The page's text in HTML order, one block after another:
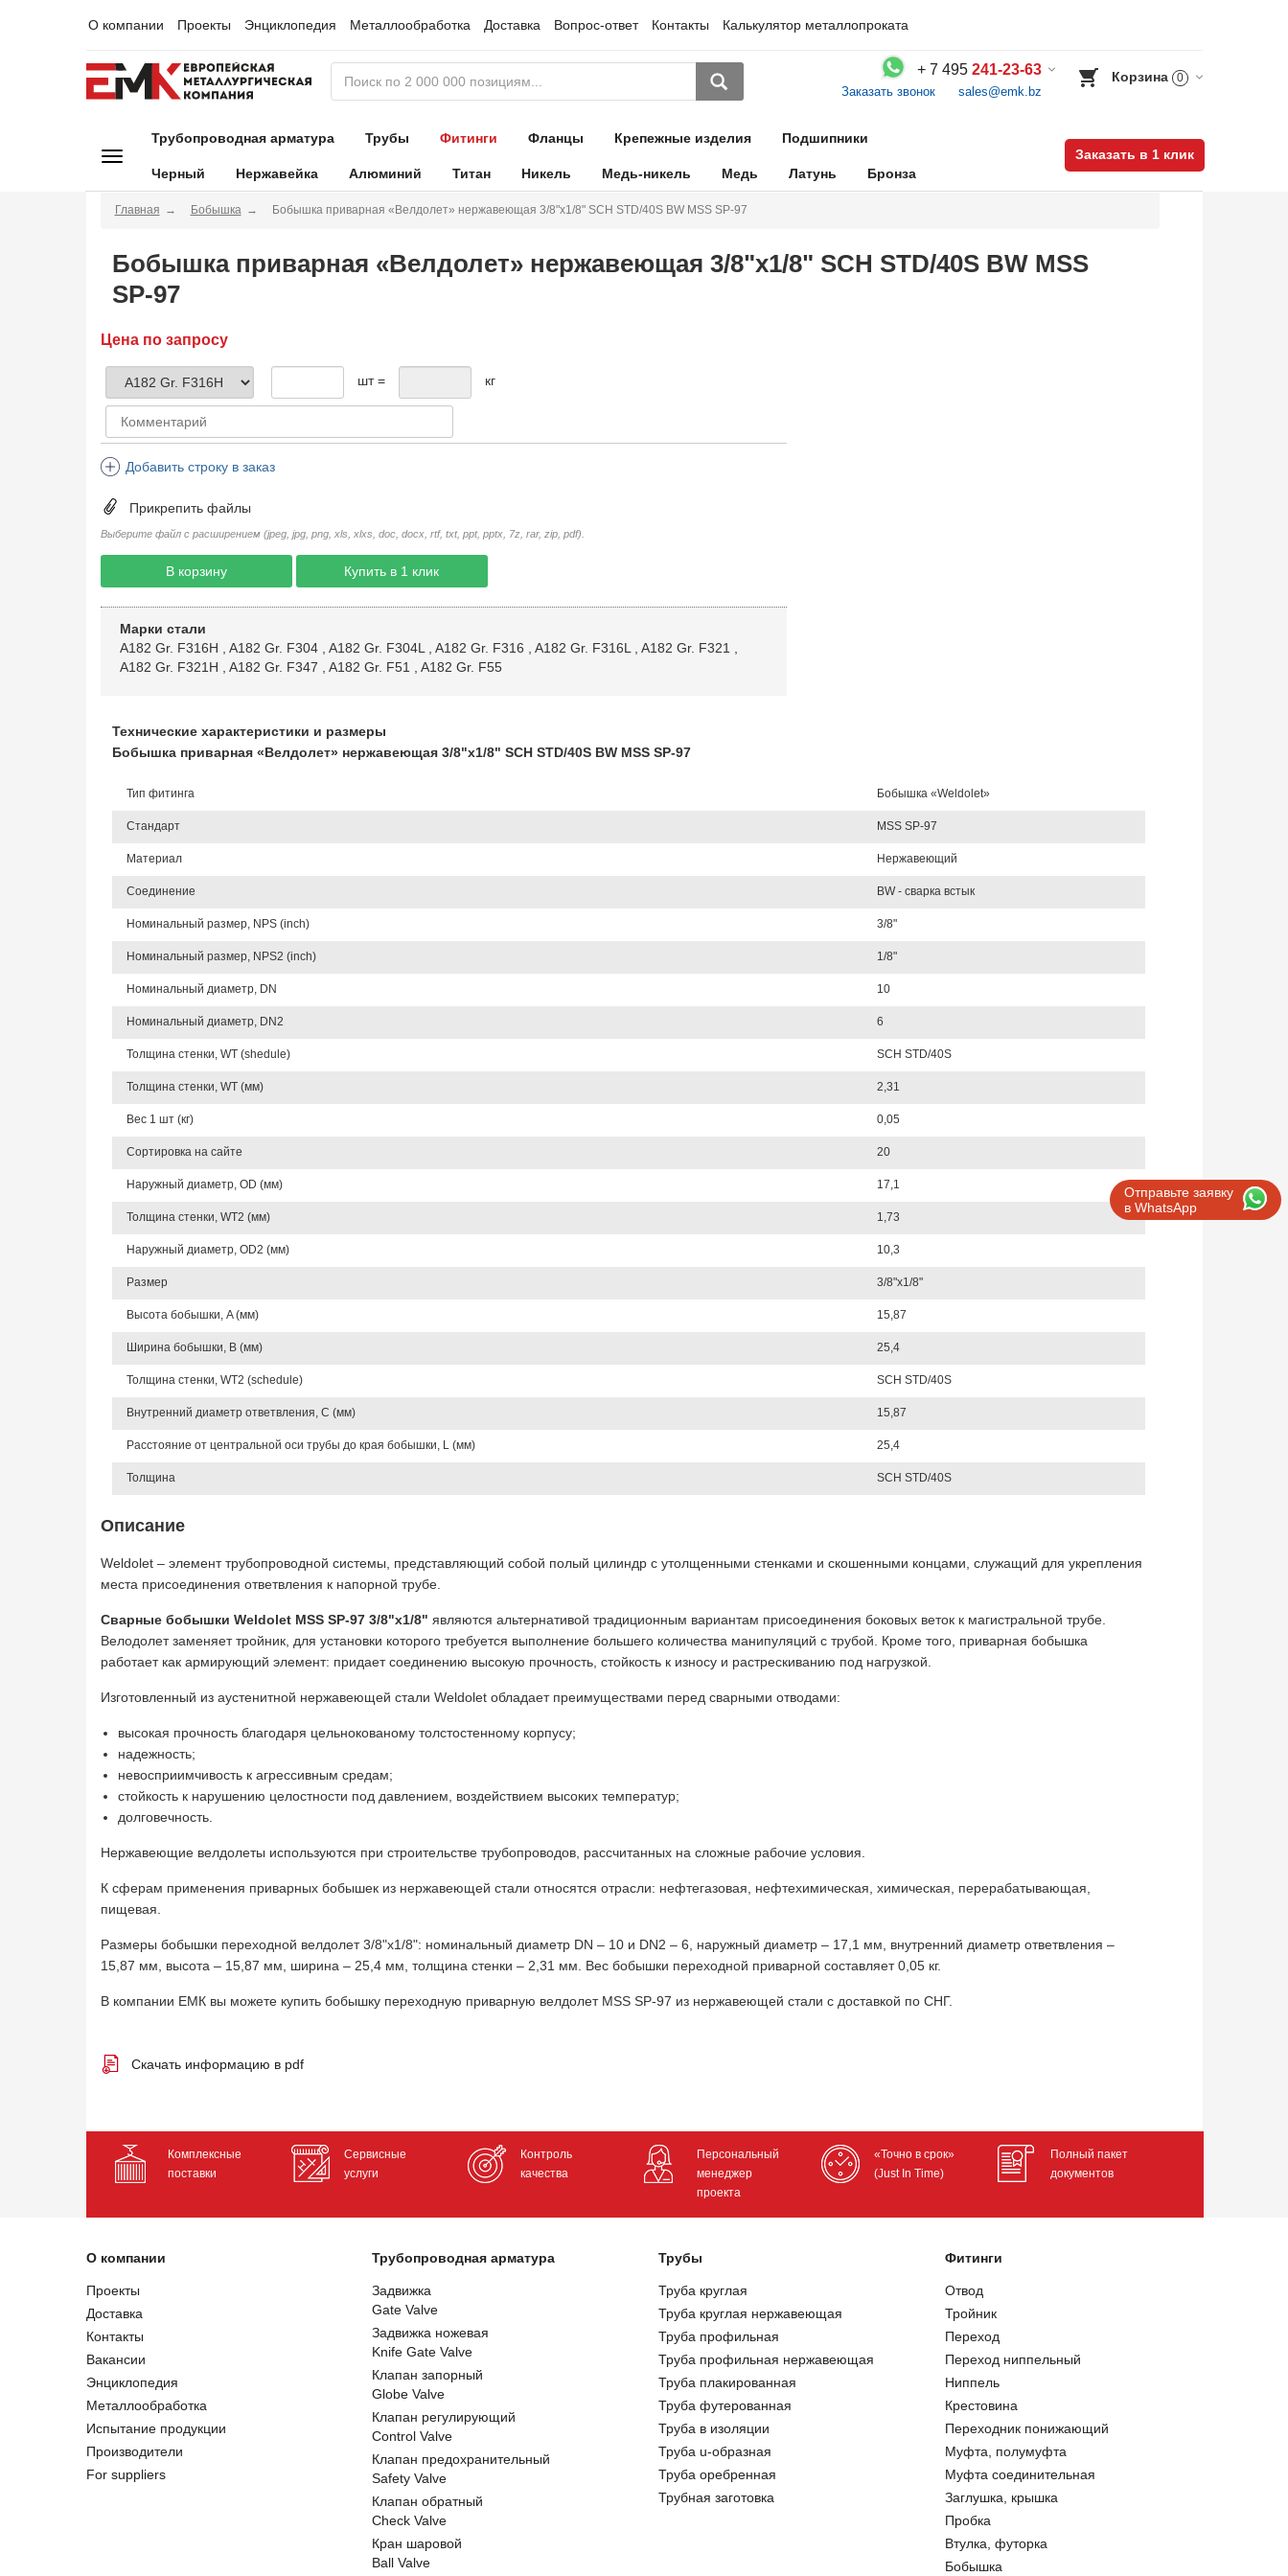
О компании Проекты Энциклопедия Металлообработка Доставка Вопрос-ответ Контакты Калькулятор металлопроката
+ 7 495 241-23-63
Заказать звонок sales@emk.bz
Корзина 0
Трубопроводная арматура Трубы Фитинги Фланцы Крепежные изделия Подшипники
Черный Нержавейка Алюминий Титан Никель Медь-никель Медь Латунь Бронза
Заказать в 1 клик
Отправьте заявку
в WhatsApp
Главная Бобышка Бобышка приварная «Велдолет» нержавеющая 3/8"х1/8" SCH STD/40S BW MSS SP-97
Бобышка приварная «Велдолет» нержавеющая 3/8"х1/8" SCH STD/40S BW MSS
SP-97
Цена по запросу
шт = кг
Добавить строку в заказ
Прикрепить файлы
Выберите файл с расширением (jpeg, jpg, png, xls, xlxs, doc, docx, rtf, txt, ppt, pptx, 7z, rar, zip, pdf).
В корзину Купить в 1 клик
Марки стали
A182 Gr. F316H
A182 Gr. F304, A182 Gr. F304L A182 Gr. F316 A182 Gr. F316L A182 Gr. F321
A182 Gr. F321H
A182 Gr. F347 A182 Gr. F51 A182 Gr. F55
Технические характеристики и размеры
Бобышка приварная «Велдолет» нержавеющая 3/8"х1/8" SCH STD/40S BW MSS SP-97
Тип фитинга Бобышка «Weldolet»
Стандарт MSS SP-97
Материал Нержавеющий
Соединение BW - сварка встык
Номинальный размер, NPS (inch) 3/8"
Номинальный размер, NPS2 (inch) 1/8"
Номинальный диаметр, DN 10
Номинальный диаметр, DN2 6
Толщина стенки, WT (shedule) SCH STD/40S
Толщина стенки, WT (мм) 2,31
Вес 1 шт (кг) 0,05
Сортировка на сайте 20
Наружный диаметр, OD (мм) 17,1
Толщина стенки, WT2 (мм) 1,73
Наружный диаметр, OD2 (мм) 10,3
Размер 3/8"х1/8"
Высота бобышки, A (мм) 15,87
Ширина бобышки, B (мм) 25,4
Толщина стенки, WT2 (schedule) SCH STD/40S
Внутренний диаметр ответвления, C (мм) 15,87
Расстояние от центральной оси трубы до края бобышки, L (мм) 25,4
Толщина SCH STD/40S
Описание
Weldolet – элемент трубопроводной системы, представляющий собой полый цилиндр с утолщенными стенками и скошенными концами, служащий для укрепления
места присоединения ответвления к напорной трубе.
Сварные бобышки Weldolet MSS SP-97 3/8"х1/8" являются альтернативой традиционным вариантам присоединения боковых веток к магистральной трубе.
Велодолет заменяет тройник, для установки которого требуется выполнение большего количества манипуляций с трубой. Кроме того, приварная бобышка
работает как армирующий элемент: придает соединению высокую прочность, стойкость к износу и растрескиванию под нагрузкой.
Изготовленный из аустенитной нержавеющей стали Weldolet обладает преимуществами перед сварными отводами:
высокая прочность благодаря цельнокованому толстостенному корпусу;
надежность;
невосприимчивость к агрессивным средам;
стойкость к нарушению целостности под давлением, воздействием высоких температур;
долговечность.
Нержавеющие велдолеты используются при строительстве трубопроводов, рассчитанных на сложные рабочие условия.
К сферам применения приварных бобышек из нержавеющей стали относятся отрасли: нефтегазовая, нефтехимическая, химическая, перерабатывающая,
пищевая.
Размеры бобышки переходной велдолет 3/8"х1/8": номинальный диаметр DN – 10 и DN2 – 6, наружный диаметр – 17,1 мм, внутренний диаметр ответвления –
15,87 мм, высота – 15,87 мм, ширина – 25,4 мм, толщина стенки – 2,31 мм. Вес бобышки переходной приварной составляет 0,05 кг.
В компании ЕМК вы можете купить бобышку переходную приварную велдолет MSS SP-97 из нержавеющей стали с доставкой по СНГ.
Скачать информацию в pdf
Комплексные
поставки
Сервисные
услуги
Контроль
качества
Персональный
менеджер
проекта
«Точно в срок»
(Just In Time)
Полный пакет
документов
О компании
Проекты
Доставка
Контакты
Вакансии
Энциклопедия
Металлообработка
Испытание продукции
Производители
For suppliers
Трубопроводная арматура
Задвижка
Gate Valve
Задвижка ножевая
Knife Gate Valve
Клапан запорный
Globe Valve
Клапан регулирующий
Control Valve
Клапан предохранительный
Safety Valve
Клапан обратный
Check Valve
Кран шаровой
Ball Valve
Трубы
Труба круглая
Труба круглая нержавеющая
Труба профильная
Труба профильная нержавеющая
Труба плакированная
Труба футерованная
Труба в изоляции
Труба u-образная
Труба оребренная
Трубная заготовка
Фитинги
Отвод
Тройник
Переход
Переход ниппельный
Ниппель
Крестовина
Переходник понижающий
Муфта, полумуфта
Муфта соединительная
Заглушка, крышка
Пробка
Втулка, футорка
Бобышка